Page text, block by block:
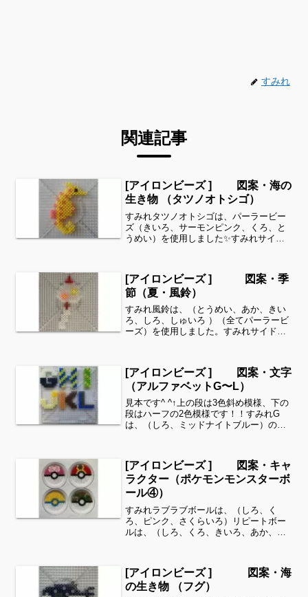
すみれ
関連記事
[アイロンビーズ ] 図案・海の
生き物 （タツノオトシゴ）
すみれタツノオトシゴは、パーラービー
ズ（きいろ、サーモンピンク、くろ、と
うめい）を使用しました✨すみれサイド
お時間がありましたら、他の図案もぜひ
覗いてみてください^ ^...
[アイロンビーズ ] 図案・季
節（夏・風鈴）
すみれ風鈴は、（とうめい、あか、きい
ろ、しろ、しゅいろ ）（全てパーラービ
ーズ）を使用しました。すみれサイドバ
時間がありましたら、他の図案もぜひ覗
いてみてください^ ^...
[アイロンビーズ ] 図案・文字
（アルファベットG〜L）
見本です^ ^↑上の段は3色斜め模様、下の
段はハーフの2色模様です！！すみれG
は、（しろ、ミッドナイトブルー）のハ
（きみどり、きいろ）の斜めライン柄J
は、（きいろ、クリ...
[アイロンビーズ ] 図案・キャ
ラクター（ポケモンモンスターボ
ール④）
すみれラブラブボールは、（しろ、く
ろ、ピンク、さくらいろ）リピートボー
ルは、（しろ、くろ、きいろ、あか、ダ
は、（しろ、くろ、オリーブ、こむぎい
ろ、おうどいろ、みどり）全...
[アイロンビーズ ] 図案・海
の生き物 （フグ）